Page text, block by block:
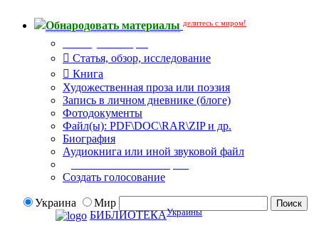
Обнародовать материалы делитесь с миром!
Статья, обзор, исследование
Книга
Художественная проза или поэзия
Запись в личном дневнике (блоге)
Фотодокументы
Файл(ы): PDF\DOC\RAR\ZIP и др.
Биография
Аудиокнига или иной звуковой файл
Создать голосование
Украина
Мир
БИБЛИОТЕКАУкраины